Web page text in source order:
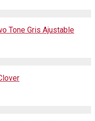
Tone Gris Ajustable